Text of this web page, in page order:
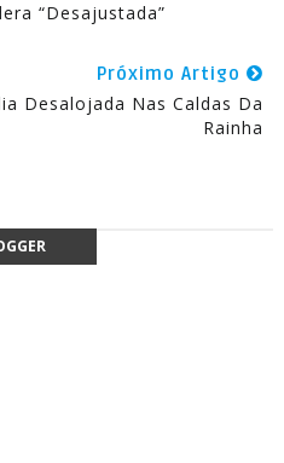
“Desajustada”
Próximo Artigo
Desalojada Nas Caldas Da
Rainha